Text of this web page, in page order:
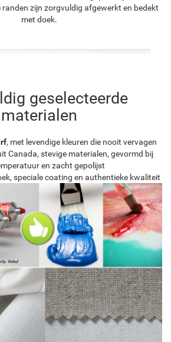
randen zijn zorgvuldig afgewerkt en bedekt
met doek.
geselecteerde
materialen
, met levendige kleuren die nooit vervagen
Canada, stevige materialen, gevormd bij
en zacht gepolijst
speciale coating en authentieke kwaliteit